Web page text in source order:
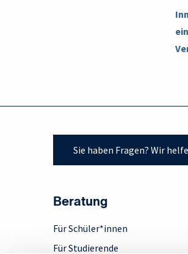
Sie haben Fragen? Wir
Beratung
Für Schüler*innen
Für Studierende